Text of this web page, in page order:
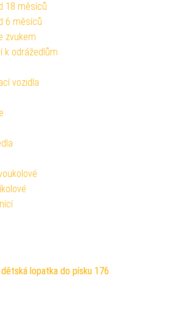
18 měsíců
6 měsíců
zvukem
k odrážedlům
vozidla
lopatka do písku 176